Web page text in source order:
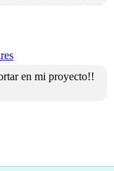
en mi proyecto!!